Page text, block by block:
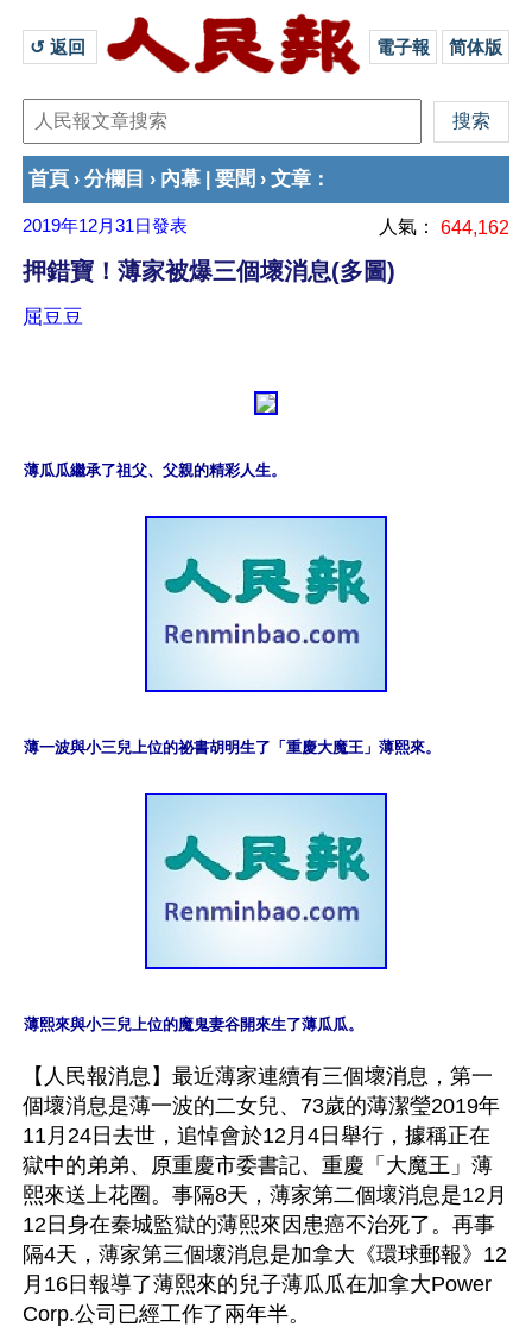
↺ 返回 電子報 简体版
首頁 › 分欄目 › 內幕 要聞 › 文章 ：
2019年12月31日發表 人氣： 644,162
押錯寶！薄家被爆三個壞消息(多圖)
屈豆豆
薄瓜瓜繼承了祖父、父親的精彩人生。
薄一波與小三兒上位的祕書胡明生了「重慶大魔王」薄熙來。
薄熙來與小三兒上位的魔鬼妻谷開來生了薄瓜瓜。
【人民報消息】最近薄家連續有三個壞消息，第一
個壞消息是薄一波的二女兒、73歲的薄潔瑩2019年
11月24日去世，追悼會於12月4日舉行，據稱正在
獄中的弟弟、原重慶市委書記、重慶「大魔王」薄
熙來送上花圈。事隔8天，薄家第二個壞消息是12月
12日身在秦城監獄的薄熙來因患癌不治死了。再事
隔4天，薄家第三個壞消息是加拿大《環球郵報》12
月16日報導了薄熙來的兒子薄瓜瓜在加拿大Power
Corp.公司已經工作了兩年半。